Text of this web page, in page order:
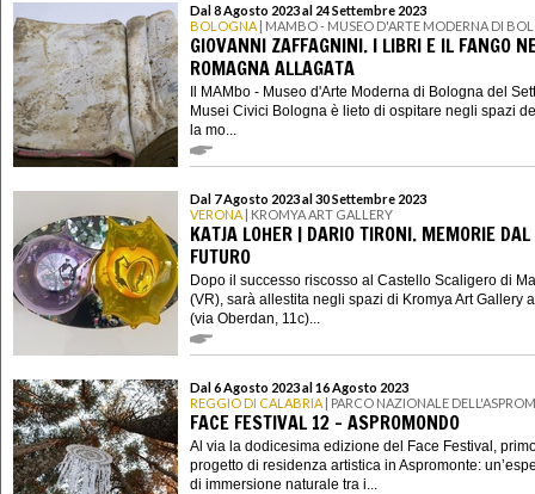
Dal 8 Agosto 2023 al 24 Settembre 2023
BOLOGNA | MAMBO - MUSEO D'ARTE MODERNA DI
GIOVANNI ZAFFAGNINI. I LIBRI E IL FANGO
ROMAGNA ALLAGATA
Il MAMbo - Museo d'Arte Moderna di Bologna del
Musei Civici Bologna è lieto di ospitare negli spazi
la mo...
Dal 7 Agosto 2023 al 30 Settembre 2023
VERONA | KROMYA ART GALLERY
KATJA LOHER | DARIO TIRONI. MEMORIE DAL
FUTURO
Dopo il successo riscosso al Castello Scaligero di
(VR), sarà allestita negli spazi di Kromya Art Gallery
(via Oberdan, 11c)...
Dal 6 Agosto 2023 al 16 Agosto 2023
REGGIO DI CALABRIA | PARCO NAZIONALE
FACE FESTIVAL 12 - ASPROMONDO
Al via la dodicesima edizione del Face Festival,
progetto di residenza artistica in Aspromonte:
di immersione naturale tra i...